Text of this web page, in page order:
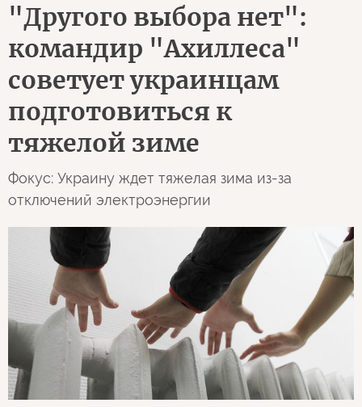
"Другого выбора нет":
командир "Ахиллеса"
советует украинцам
подготовиться к
тяжелой зиме
Фокус: Украину ждет тяжелая зима из-за
отключений электроэнергии